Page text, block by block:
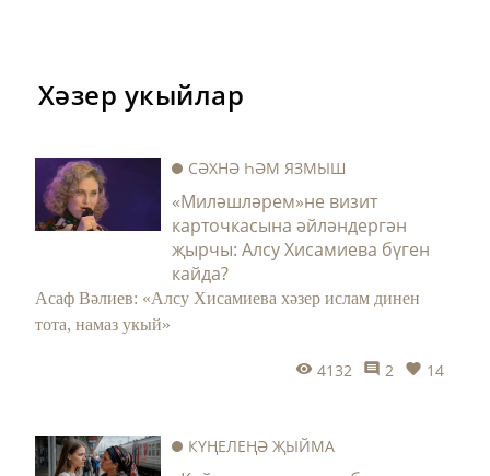
Хәзер укыйлар
СӘХНӘ ҺӘМ ЯЗМЫШ
«Миләшләрем»не визит
карточкасына әйләндергән
җырчы: Алсу Хисамиева бүген
кайда?
Асаф Вәлиев: «Алсу Хисамиева хәзер ислам динен
тота, намаз укый»
4132 2 14
КҮҢЕЛЕҢӘ ҖЫЙМА